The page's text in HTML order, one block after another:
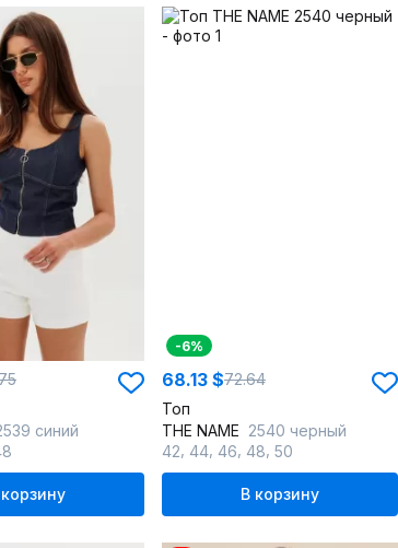
синий
-6%
68.13 $72.64
Топ
THE NAME 2540 черный
42 44 46 48 50
В корзину